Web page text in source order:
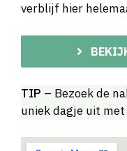
verblijf hier
TIP – Bezoek de
uniek dagje uit met